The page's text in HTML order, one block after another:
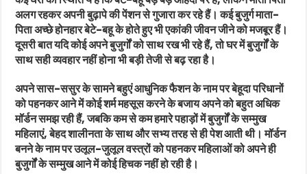
अलग रहकर अपनी बुढ़ापे की पेंशन से गुजारा कर रहे हैं। कई बुजुर्ग माता-
पिता अच्छे होनहार बेटे-बहू के होते हुए भी एकांकी जीवन जीने को मजबूर हैं।
दूसरी बात यदि कोई अपने बुजुर्गों को साथ रख भी रहे हैं, तो घर में बुजुर्गों के
साथ सही व्यवहार नहीं होना भी बड़ी तेजी से बढ़ रहा है।
अपने सास-ससुर के सामने बहुएं आधुनिक फैशन के नाम पर बेहूदा परिधानों
को पहनकर आने में कोई शर्म महसूस करने के बजाय अपने को बहुत अधिक
मॉर्डन समझ रही हैं, जबकि कम से कम हमारे पहाड़ों में बुजुर्गों के सम्मुख
महिलाएं, बेहद शालीनता के साथ और सभ्य तरह से ही पेश आती थी। मॉर्डन
बनने के नाम पर उलूल-जुलूल वस्त्रों को पहनकर महिलाओं को अपने ही
बुजुर्गों के सम्मुख आने में कोई हिचक नहीं हो रही है।